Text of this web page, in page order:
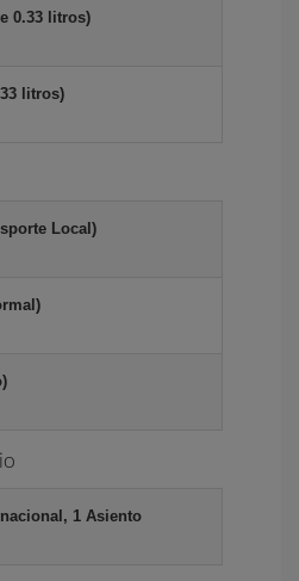
0.33 litros)
litros)
Local)
1 Asiento